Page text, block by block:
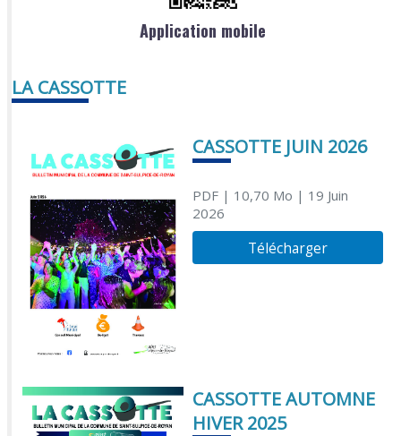
Application mobile
LA CASSOTTE
CASSOTTE JUIN 2026
PDF| 10,70 Mo | 19 Juin
2026
Télécharger
CASSOTTE AUTOMNE
HIVER 2025